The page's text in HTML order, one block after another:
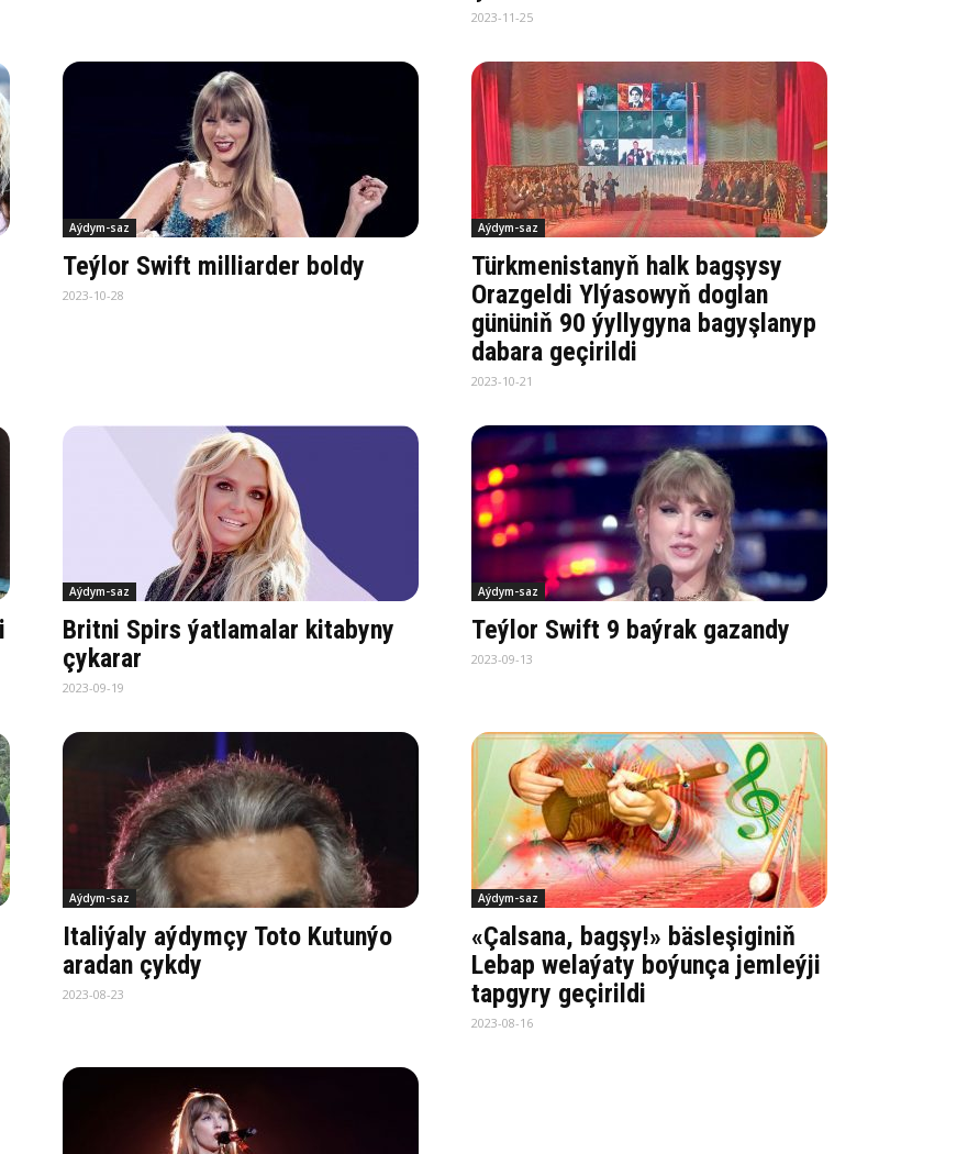
2023-11-25
Aýdym-saz
Teýlor Swift milliarder boldy
2023-10-28
Aýdym-saz
Türkmenistanyň halk bagşysy
Orazgeldi Ylýasowyň doglan
gününiň 90 ýyllygyna bagyşlanyp
dabara geçirildi
2023-10-21
Aýdym-saz
Britni Spirs ýatlamalar kitabyny
çykarar
2023-09-19
Aýdym-saz
Teýlor Swift 9 baýrak gazandy
2023-09-13
Aýdym-saz
Italiýaly aýdymçy Toto Kutunýo
aradan çykdy
2023-08-23
Aýdym-saz
«Çalsana, bagşy!» bäsleşiginiň
Lebap welaýaty boýunça jemleýji
tapgyry geçirildi
2023-08-16